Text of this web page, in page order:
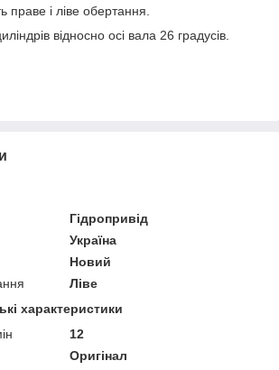
праве і ліве обертання.
відносно осі вала 26 градусів.
Гідропривід
Україна
Новий
Ліве
характеристики
12
Оригінал